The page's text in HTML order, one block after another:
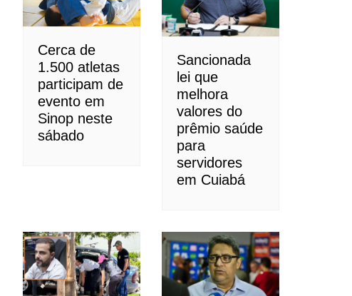
Cerca de
1.500 atletas
participam de
evento em
Sinop neste
sábado
Sancionada
lei que
melhora
valores do
prêmio saúde
para
servidores
em Cuiabá